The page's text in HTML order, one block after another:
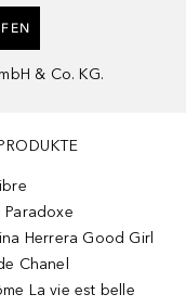
& Co. KG.
Paradoxe
Herrera Good Girl
Chanel
La vie est belle